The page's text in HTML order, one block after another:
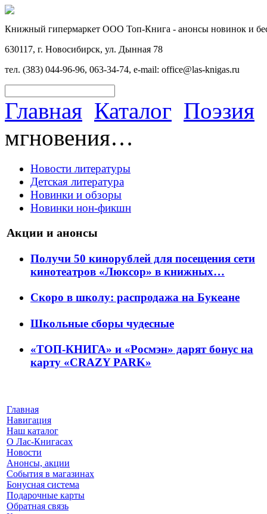
Книжный гипермаркет ООО Топ-Книга - анонсы новинок и
630117, г. Новосибирск, ул. Дынная 78
тел. (383) 044-96-96, 063-34-74, e-mail: office@las-knigas.ru
Главная Каталог Поэзия
мгновения…
Новости литературы
Детская литература
Новинки и обзоры
Новинки нон-фикшн
Акции и анонсы
Получи 50 кинорублей для посещения сети
кинотеатров «Люксор» в книжных…
Скоро в школу: распродажа на Букеане
Школьные сборы чудесные
«ТОП-КНИГА» и «Росмэн» дарят бонус на
карту «CRAZY PARK»
Главная
Навигация
Наш каталог
О Лас-Книгасах
Новости
Анонсы, акции
События в магазинах
Бонусная система
Подарочные карты
Обратная связь